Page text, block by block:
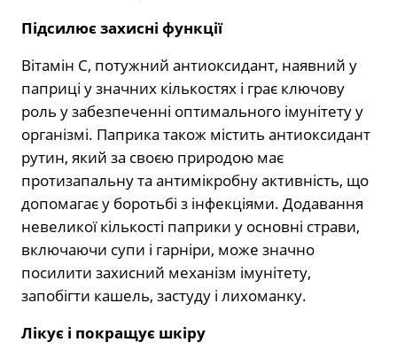
Підсилює захисні функції
Вітамін С, потужний антиоксидант, наявний у
паприці у значних кількостях і грає ключову
роль у забезпеченні оптимального імунітету у
організмі. Паприка також містить антиоксидант
рутин, який за своєю природою має
протизапальну та антимікробну активність, що
допомагає у боротьбі з інфекціями. Додавання
невеликої кількості паприки у основні страви,
включаючи супи і гарніри, може значно
посилити захисний механізм імунітету,
запобігти кашель, застуду і лихоманку.
Лікує і покращує шкіру